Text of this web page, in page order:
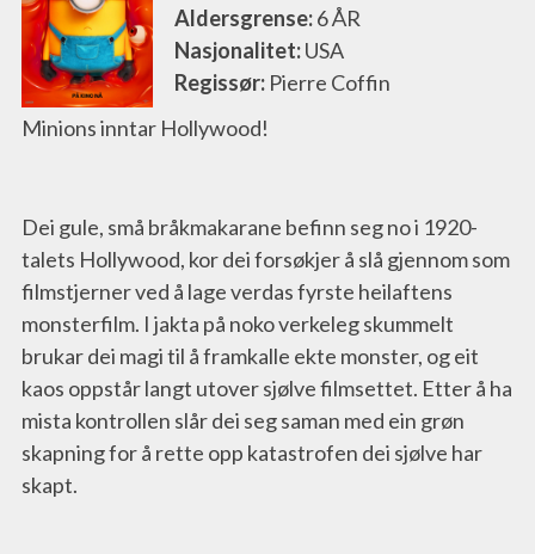
Aldersgrense:6 ÅR
Nasjonalitet:USA
Regissør: Pierre Coffin
Minions inntar Hollywood!
Dei gule, små bråkmakarane befinn seg no i 1920-
talets Hollywood, kor dei forsøkjer å slå gjennom som
filmstjerner ved å lage verdas fyrste heilaftens
monsterfilm. I jakta på noko verkeleg skummelt
brukar dei magi til å framkalle ekte monster, og eit
kaos oppstår langt utover sjølve filmsettet. Etter å ha
mista kontrollen slår dei seg saman med ein grøn
skapning for å rette opp katastrofen dei sjølve har
skapt.